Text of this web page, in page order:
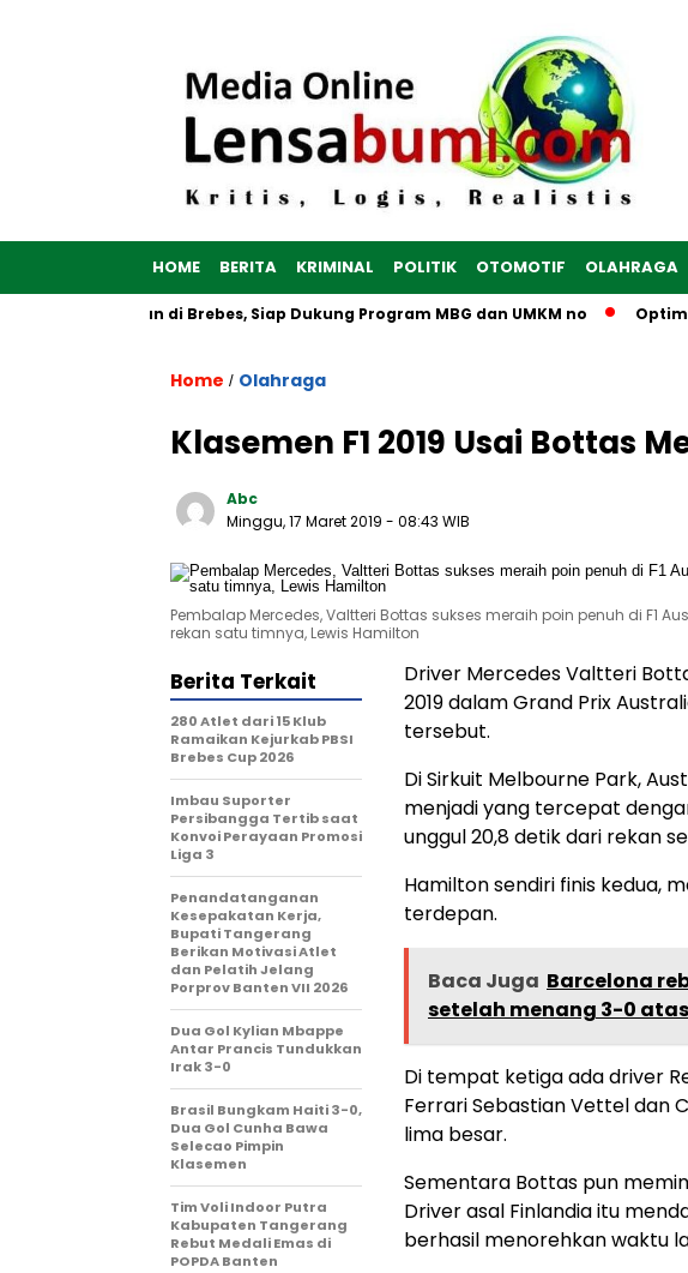
HOME BERITA KRIMINAL POLITIK OTOMOTIF OLAHRAGA
Putih Dibangun di Brebes, Siap Dukung Program MBG dan UMKM no
Home / Olahraga
Klasemen F1 2019 Usai Bottas
Abc
Minggu, 17 Maret 2019 - 08:43 WIB
Pembalap Mercedes, Valtteri Bottas sukses meraih poin penuh di F1
rekan satu timnya, Lewis Hamilton
Driver Mercedes Valtteri
2019 dalam Grand Prix
tersebut.
Di Sirkuit Melbourne Park,
menjadi yang tercepat
unggul 20,8 detik dari rekan
Hamilton sendiri finis kedua,
terdepan.
Baca Juga Barcelona
setelah menang 3-0
Di tempat ketiga ada driver
Ferrari Sebastian Vettel dan
lima besar.
Sementara Bottas pun
Driver asal Finlandia itu
berhasil menorehkan waktu
Berita Terkait
280 Atlet dari 15 Klub
Ramaikan Kejurkab PBSI
Brebes Cup 2026
Imbau Suporter
Persibangga Tertib saat
Konvoi Perayaan Promosi
Liga 3
Penandatanganan
Kesepakatan Kerja,
Bupati Tangerang
Berikan Motivasi Atlet
dan Pelatih Jelang
Porprov Banten VII 2026
Dua Gol Kylian Mbappe
Antar Prancis Tundukkan
Irak 3-0
Brasil Bungkam Haiti 3-0,
Dua Gol Cunha Bawa
Selecao Pimpin
Klasemen
Tim Voli Indoor Putra
Kabupaten Tangerang
Rebut Medali Emas di
POPDA Banten